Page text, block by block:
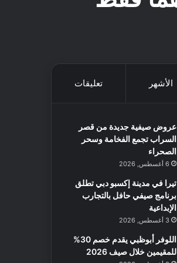
الأشهر تعليقات
عروض صيفية جديدة من قصر
السراب تجمع الفخامة وسحر
الصحراء
6 أغسطس, 2026
تيرا في مدينة إكسبو دبي تطلق
برنامج صيفي حافل بالتجارب
الإبداعية
3 أغسطس, 2026
اللوفر أبوظبي يقدم خصم 30%
للمقيمين خلال صيف 2026